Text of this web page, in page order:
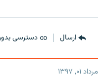
ارسال دسترسی
مرداد ۰۱, ۱۳۹۷